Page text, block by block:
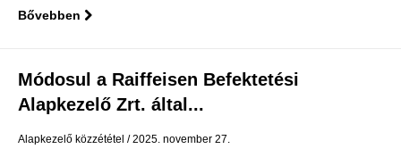
Bővebben
Módosul a Raiffeisen Befektetési
Alapkezelő Zrt. által...
Alapkezelő közzététel 2025. november 27.